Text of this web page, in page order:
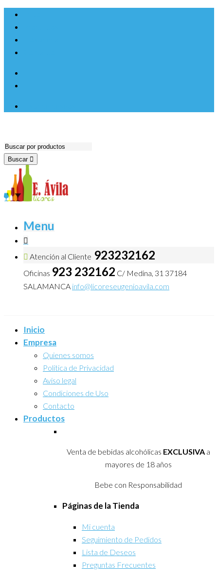
contenido
Buscar
Menu
Atención al Cliente 923232162
Oficinas 923 232162 C/ Medina, 31 37184
SALAMANCA info@licoreseugenioavila.com
Inicio
Empresa
Quienes somos
Politica de Privacidad
Aviso legal
Condiciones de Uso
Contacto
Productos
Venta de bebidas alcohólicas EXCLUSIVAa
mayores de 18 años
Bebe con Responsabilidad
Páginas de la Tienda
Mi cuenta
Seguimiento de Pedidos
Lista de Deseos
Preguntas Frecuentes